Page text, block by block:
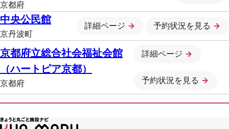
京都府
中央公民館
京丹波町
詳細ページ 予約状況を見る
京都府立総合社会福祉会館
（ハートピア京都）
京都府
詳細ページ
予約状況を見る